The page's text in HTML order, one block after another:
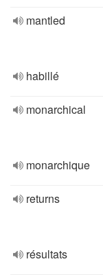
mantled
habillé
monarchical
monarchique
returns
résultats